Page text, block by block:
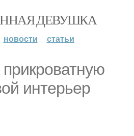
ДЕВУШКА
новости статьи
интерьер